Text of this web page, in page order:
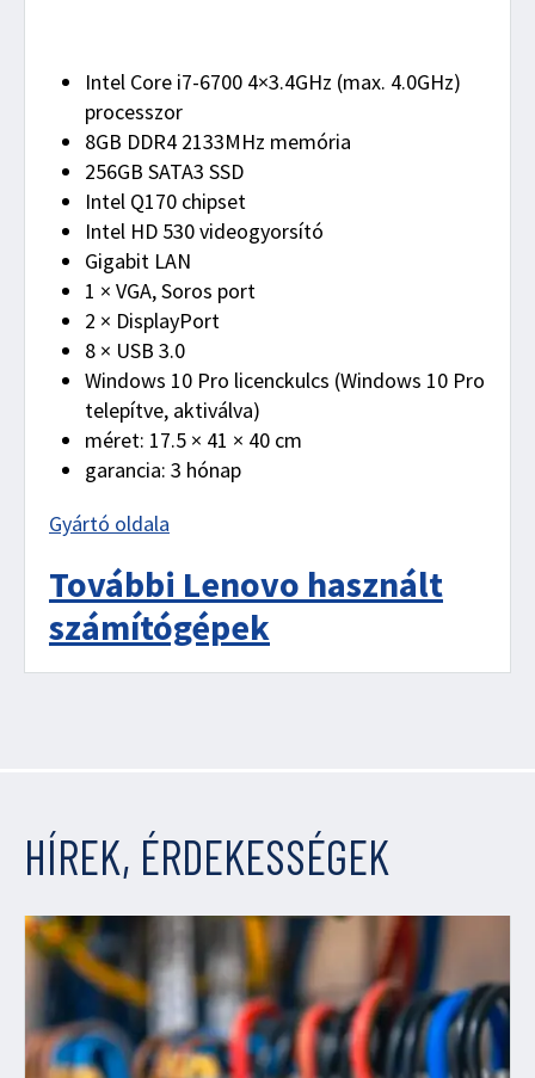
Intel Core i7-6700 4×3.4GHz (max. 4.0GHz)
processzor
8GB DDR4 2133MHz memória
256GB SATA3 SSD
Intel Q170 chipset
Intel HD 530 videogyorsító
Gigabit LAN
1 × VGA, Soros port
2 × DisplayPort
8 × USB 3.0
Windows 10 Pro licenckulcs (Windows 10 Pro
telepítve, aktiválva)
méret: 17.5 × 41 × 40 cm
garancia: 3 hónap
Gyártó oldala
További Lenovo használt
számítógépek
HÍREK, ÉRDEKESSÉGEK